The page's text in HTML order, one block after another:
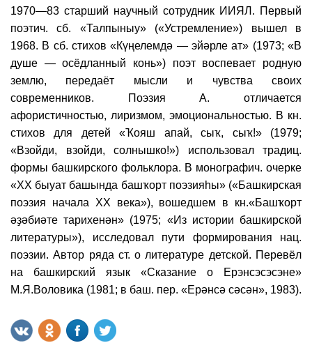
1970—83 старший научный сотрудник ИИЯЛ. Первый
поэтич. сб. «Талпыныу» («Устремление») вышел в
1968. В сб. стихов «Күңелемдә — эйәрле ат» (1973; «В
душе — осёдланный конь») поэт воспевает родную
землю, передаёт мысли и чувства своих
современников. Поэзия А. отличается
афористичностью, лиризмом, эмоциональностью. В кн.
стихов для детей «Ҡояш апай, сыҡ, сыҡ!» (1979;
«Взойди, взойди, солнышко!») использовал традиц.
формы башкирского фольклора. В монографич. очерке
«XX быуат башында башҡорт поэзияһы» («Башкирская
поэзия начала XX века»), вошедшем в кн.«Башҡорт
әҙәбиәте тарихенән» (1975; «Из истории башкирской
литературы»), исследовал пути формирования нац.
поэзии. Автор ряда ст. о литературе детской. Перевёл
на башкирский язык «Сказание о Ерэнсэсэсэне»
М.Я.Воловика (1981; в баш. пер. «Ерәнсә сәсән», 1983).